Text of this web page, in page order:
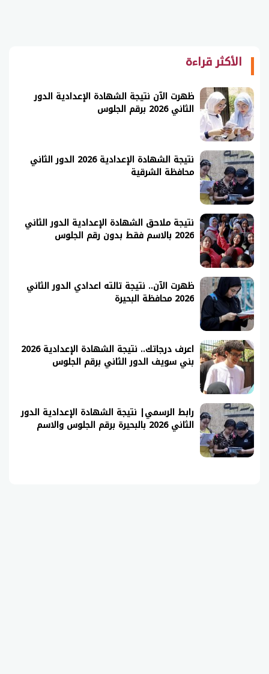
الأكثر قراءة
ظهرت الآن نتيجة الشهادة الإعدادية الدور
الثاني 2026 برقم الجلوس
نتيجة الشهادة الإعدادية 2026 الدور الثاني
محافظة الشرقية
نتيجة ملاحق الشهادة الإعدادية الدور الثاني
2026 بالاسم فقط بدون رقم الجلوس
ظهرت الآن.. نتيجة تالته اعدادي الدور الثاني
2026 محافظة البحيرة
اعرف درجاتك.. نتيجة الشهادة الإعدادية 2026
بني سويف الدور الثاني برقم الجلوس
رابط الرسمي| نتيجة الشهادة الإعدادية الدور
الثاني 2026 بالبحيرة برقم الجلوس والاسم